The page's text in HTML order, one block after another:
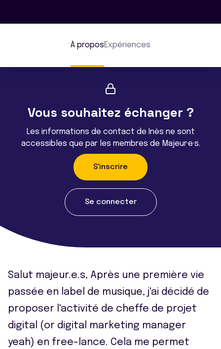
À proposExpériences
Vous souhaitez échanger ?
Les informations de contact de Inès ne sont
accessibles que par les membres de Majeur·e·s.
S'inscrire
Se connecter
Salut majeur.e.s, Après une première vie
passée en label de musique, j'ai décidé de
proposer l'activité de cheffe de projet
digital (or digital marketing manager
yeah) en free-lance. Cela me permet